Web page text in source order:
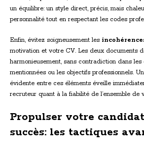
un équilibre: un style direct, précis, mais
personnalité tout en respectant les codes
Enfin, évitez soigneusement les
motivation et votre CV. Les deux documents
harmonieusement, sans contradiction dans
mentionnées ou les objectifs professionnels.
évidente entre ces éléments éveille
recruteur quant à la fiabilité de l’ensemble de
Propulser votre
succès: les tactiques